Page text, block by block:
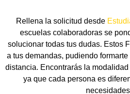
Rellena la solicitud desde
escuelas colaboradoras se
solucionar todas tus dudas. Estos
a tus demandas, pudiendo
distancia. Encontrarás la
ya que cada persona es